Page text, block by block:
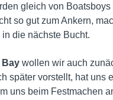
gleich von
so gut zum Ankern,
die nächste Bucht.
Bay wollen wir auch
später vorstellt, hat uns
uns beim Festmachen